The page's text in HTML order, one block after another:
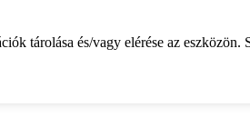
tárolása és/vagy elérése az eszközön.